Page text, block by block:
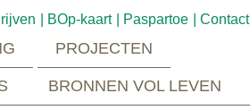
BOp-kaart Paspartoe Contact
PROJECTEN
BRONNEN VOL LEVEN